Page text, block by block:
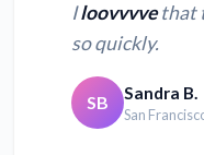
Iloovvvvethat
so quickly.
SB Sandra B.
San